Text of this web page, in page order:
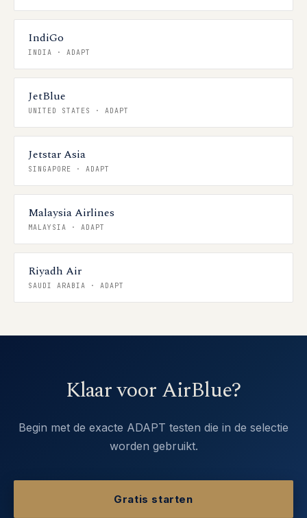
IndiGo
INDIA · ADAPT
JetBlue
UNITED STATES · ADAPT
Jetstar Asia
SINGAPORE · ADAPT
Malaysia Airlines
MALAYSIA · ADAPT
Riyadh Air
SAUDI ARABIA · ADAPT
Klaar voor AirBlue?
Begin met de exacte ADAPT testen die in de selectie
worden gebruikt.
Gratis starten